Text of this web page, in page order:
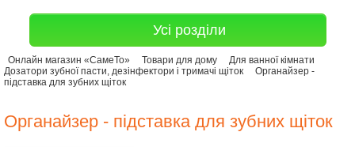
Усі розділи
Онлайн магазин «СамеТо» Товари для дому
Для ванної кімнати
Дозатори зубної пасти, дезінфектори і тримачі щіток
Органайзер -
підставка для зубних щіток
Органайзер - підставка для зубних щіток